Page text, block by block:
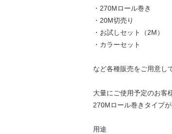
・270Mロール巻き
・20M切売り
・お試しセット（2M）
・カラーセット
など各種販売をご用意し
大量にご使用予定のお客
270Mロール巻きタイプ
用途